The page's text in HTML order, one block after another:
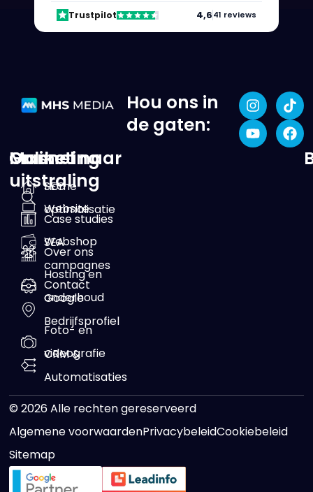
Trustpilot 4,641 reviews
Hou ons in
de gaten:
Online
uitstraling
Website
Webshop
Hosting en
onderhoud
Foto- en
videografie
Marketing
SEO
optimalisatie
SEA
campagnes
Google
Bedrijfsprofiel
CRM &
Automatisaties
Ga snel naar
Home
Case studies
Over ons
Contact
© 2026 Alle rechten gereserveerd
Algemene voorwaardenPrivacybeleidCookiebeleid
Sitemap